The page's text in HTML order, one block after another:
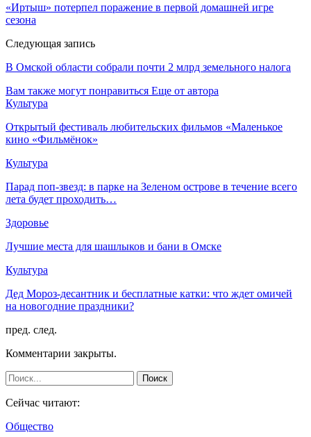
«Иртыш» потерпел поражение в первой домашней игре
сезона
Следующая запись
В Омской области собрали почти 2 млрд земельного налога
Вам также могут понравиться Еще от автора
Культура
Открытый фестиваль любительских фильмов «Маленькое
кино «Фильмёнок»
Культура
Парад поп-звезд: в парке на Зеленом острове в течение всего
лета будет проходить…
Здоровье
Лучшие места для шашлыков и бани в Омске
Культура
Дед Мороз-десантник и бесплатные катки: что ждет омичей
на новогодние праздники?
пред. след.
Комментарии закрыты.
Сейчас читают:
Общество